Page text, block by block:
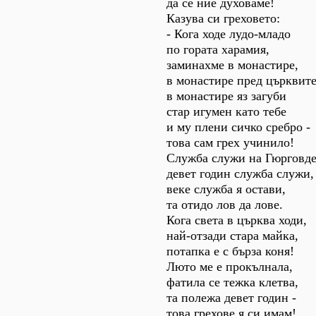
да се ние духоваме!
Казува си греховето:
- Кога ходе лудо-младо
по гората харамия,
заминахме в монастире,
в монастире пред
в монастире яз загуби
стар игумен като тебе
и му плени сичко сребро -
това сам грех учинило!
Служба служи на
девет годин служба служи,
веке служба я остави,
та отидо лов да лове.
Кога света в църква ходи,
най-отзади стара майка,
потапка е с бърза коня!
Люто ме е прокълнала,
фатила се тежка клетва,
та полежа девет годин -
това грехове я си имам!